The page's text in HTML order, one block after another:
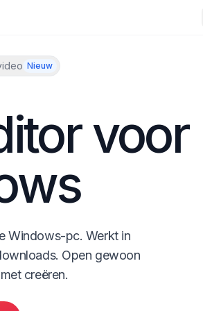
Nieuw
voor
Windows-pc. Werkt in
Open gewoon
creëren.